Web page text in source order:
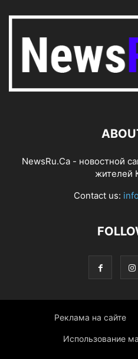
NewsRu.Ca - новостной
жителей
Contact us:
Реклама на сайте
Использование